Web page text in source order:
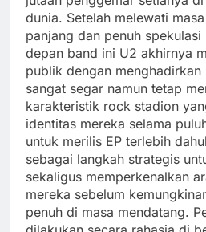
dunia. Setelah melewati
panjang dan penuh spekulasi
depan band ini U2 akhirnya
publik dengan
sangat segar namun tetap
karakteristik rock stadion
identitas mereka selama
untuk merilis EP terlebih
sebagai langkah strategis
sekaligus memperkenalkan
mereka sebelum
penuh di masa mendatang.